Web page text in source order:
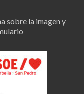
sobre la imagen y